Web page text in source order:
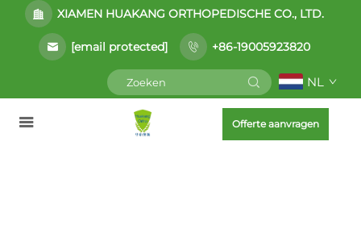
XIAMEN HUAKANG ORTHOPEDISCHE CO., LTD.
[email protected] +86-19005923820
NL
Offerte aanvragen